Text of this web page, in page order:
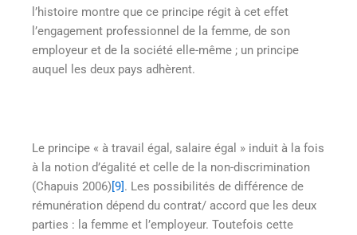
l’histoire montre que ce principe régit à cet effet
l’engagement professionnel de la femme, de son
employeur et de la société elle-même ; un principe
auquel les deux pays adhèrent.
Le principe « à travail égal, salaire égal » induit à la fois
à la notion d’égalité et celle de la non-discrimination
(Chapuis 2006)[9]. Les possibilités de différence de
rémunération dépend du contrat/ accord que les deux
parties : la femme et l’employeur. Toutefois cette